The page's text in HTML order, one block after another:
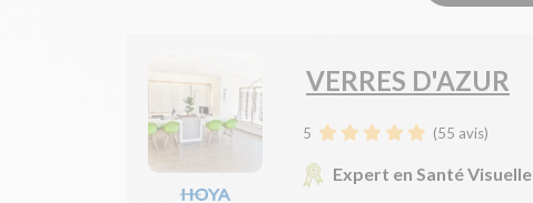
VERRES D'AZUR
5 (55 avis)
Expert en Santé Visuelle